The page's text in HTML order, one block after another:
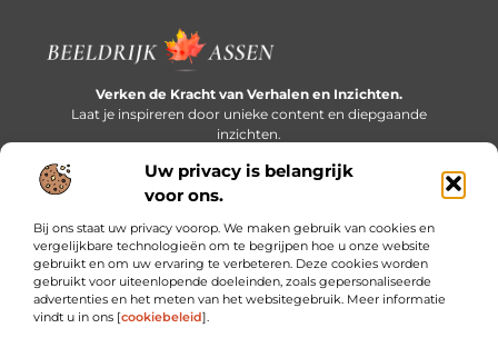
Uw privacy is belangrijk
voor ons.
Bij ons staat uw privacy voorop. We maken gebruik van cookies en
vergelijkbare technologieën om te begrijpen hoe u onze website
gebruikt en om uw ervaring te verbeteren. Deze cookies worden
gebruikt voor uiteenlopende doeleinden, zoals gepersonaliseerde
advertenties en het meten van het websitegebruik. Meer informatie
vindt u in ons [cookiebeleid].
Verken de Kracht van Verhalen en Inzichten.
Laat je inspireren door unieke content en diepgaande
inzichten.
Bericht categorie
Onze informatie